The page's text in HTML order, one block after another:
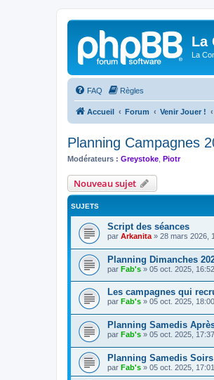
La
La
FAQ Règles
Accueil Forum Venir Jouer !
Planning Campagnes
Modérateurs : Greystoke Piotr
Nouveau sujet
SUJETS
Script des séances
par Arkanita » 28 mars 2026,
Planning Dimanches
par Fab's » 05 oct. 2025, 16:52
Les campagnes qui
par Fab's » 05 oct. 2025, 18:00
Planning Samedis
par Fab's » 05 oct. 2025, 17:37
Planning Samedis Soirs
par Fab's » 05 oct. 2025, 17:01